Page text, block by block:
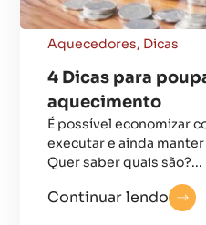
Aquecedores, Dicas
4 Dicas para
aquecimento
É possível economizar
executar e ainda
Quer saber quais são?...
Continuar lendo